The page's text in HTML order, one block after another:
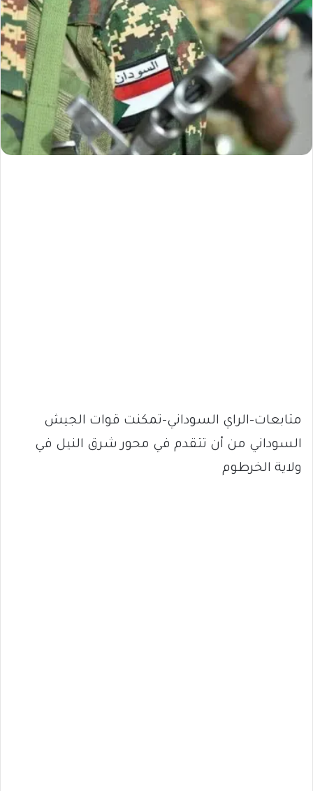
متابعات-الراي السوداني-تمكنت قوات الجيش
السوداني من أن تتقدم في محور شرق النيل في
ولاية الخرطوم